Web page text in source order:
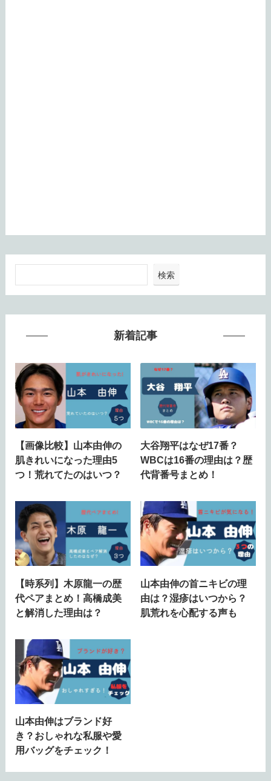
検索
新着記事
【画像比較】山本由伸の
肌きれいになった理由5
つ！荒れてたのはいつ？
大谷翔平はなぜ17番？
WBCは16番の理由は？歴
代背番号まとめ！
【時系列】木原龍一の歴
代ペアまとめ！高橋成美
と解消した理由は？
山本由伸の首ニキビの理
由は？湿疹はいつから？
肌荒れを心配する声も
山本由伸はブランド好
き？おしゃれな私服や愛
用バッグをチェック！